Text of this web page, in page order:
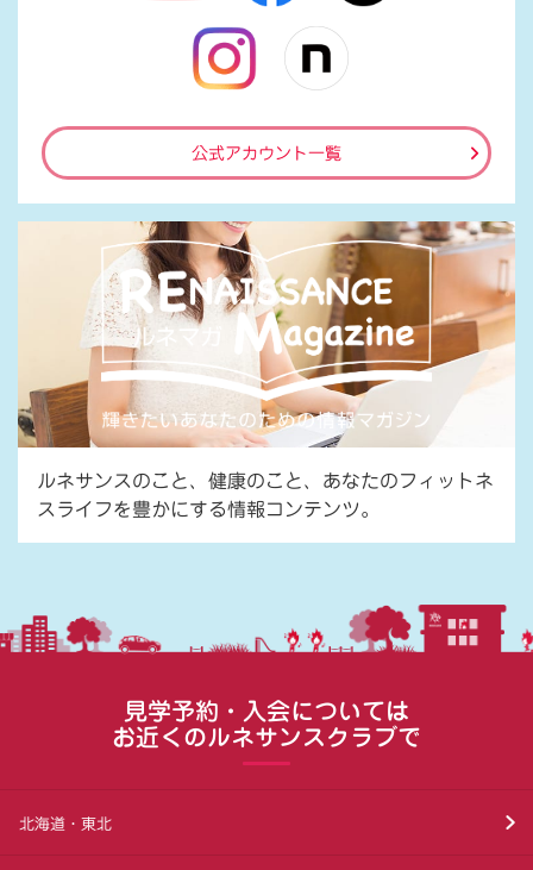
公式アカウント一覧
ルネサンスのこと、健康のこと、あなたのフィットネ
スライフを豊かにする情報コンテンツ。
見学予約・入会については
お近くのルネサンスクラブで
北海道・東北